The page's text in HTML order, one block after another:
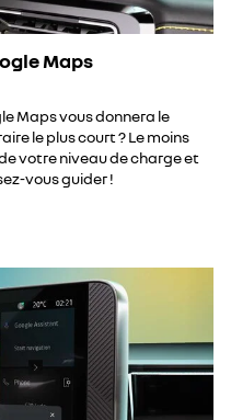
Maps
Maps vous donnera le
le plus court ? Le moins
votre niveau de charge et
vous guider !